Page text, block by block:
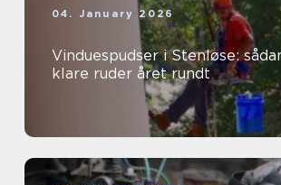
04. January 2026
Vinduespudser i Stenløse:
klare ruder året rundt